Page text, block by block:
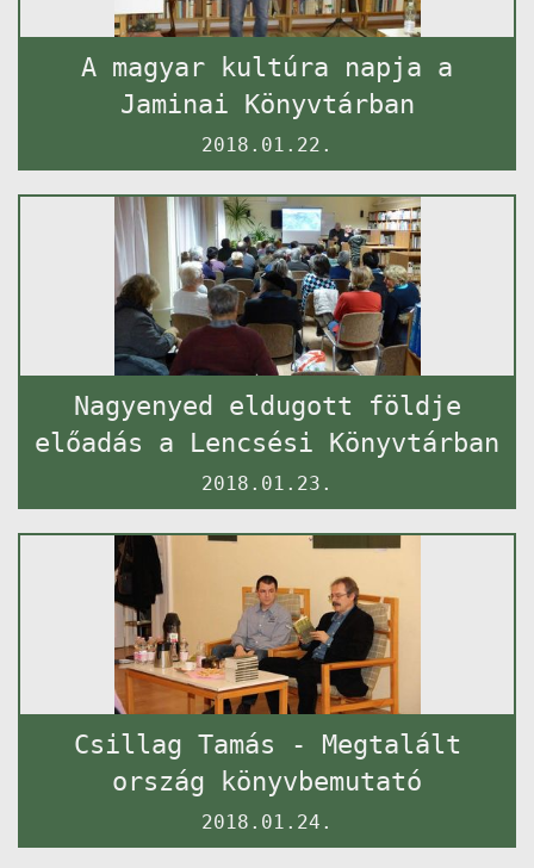
A magyar kultúra napja a
Jaminai Könyvtárban
2018.01.22.
Nagyenyed eldugott földje
előadás a Lencsési Könyvtárban
2018.01.23.
Csillag Tamás - Megtalált
ország könyvbemutató
2018.01.24.